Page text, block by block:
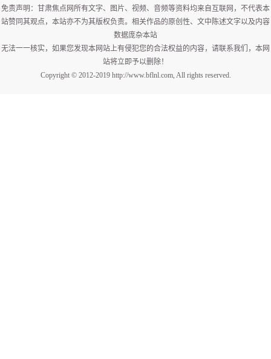
免责声明：甘肃焦点网所有文字、图片、视频、音频等资料均来自互联网，不代表本
站赞同其观点，本站亦不为其版权负责。相关作品的原创性、文中陈述文字以及内容
数据庞杂本站
无法一一核实，如果您发现本网站上有侵犯您的合法权益的内容，请联系我们，本网
站将立即予以删除！
Copyright © 2012-2019 http://www.bflnl.com, All rights reserved.